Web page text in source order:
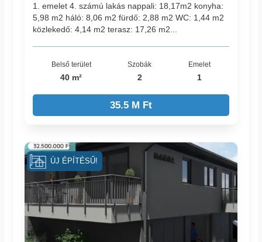
1. emelet 4. számú lakás nappali: 18,17m2 konyha:
5,98 m2 háló: 8,06 m2 fürdő: 2,88 m2 WC: 1,44 m2
közlekedő: 4,14 m2 terasz: 17,26 m2...
Belső terület
40 m²
Szobák
2
Emelet
1
35.5 M Ft
ÚJ ÉPÍTÉSŰ!